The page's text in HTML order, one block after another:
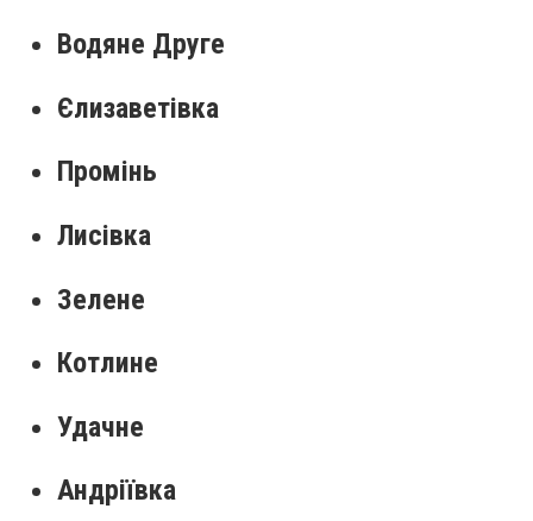
Водяне Друге
Єлизаветівка
Промінь
Лисівка
Зелене
Котлине
Удачне
Андріївка